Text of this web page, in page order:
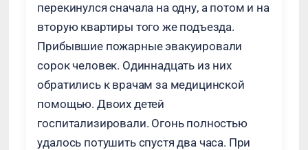
перекинулся сначала на одну, а потом и на
вторую квартиры того же подъезда.
Прибывшие пожарные эвакуировали
сорок человек. Одиннадцать из них
обратились к врачам за медицинской
помощью. Двоих детей
госпитализировали. Огонь полностью
удалось потушить спустя два часа. При